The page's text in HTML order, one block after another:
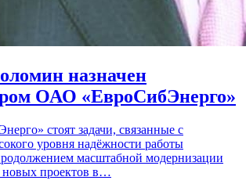
назначен
ОАО «ЕвроСибЭнерго»
стоят задачи, связанные с
уровня надёжности работы
масштабной модернизации
новых проектов в…